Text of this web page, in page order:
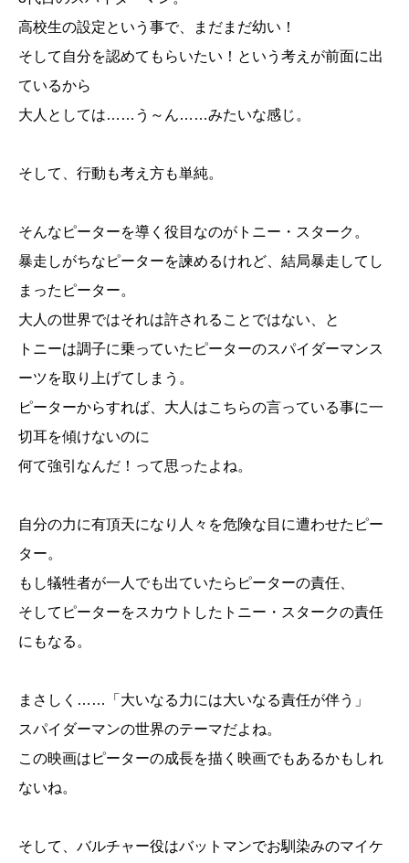
高校生の設定という事で、まだまだ幼い！
そして自分を認めてもらいたい！という考えが前面に出
ているから
大人としては……う～ん……みたいな感じ。
そして、行動も考え方も単純。
そんなピーターを導く役目なのがトニー・スターク。
暴走しがちなピーターを諫めるけれど、結局暴走してし
まったピーター。
大人の世界ではそれは許されることではない、と
トニーは調子に乗っていたピーターのスパイダーマンス
ーツを取り上げてしまう。
ピーターからすれば、大人はこちらの言っている事に一
切耳を傾けないのに
何て強引なんだ！って思ったよね。
自分の力に有頂天になり人々を危険な目に遭わせたピー
ター。
もし犠牲者が一人でも出ていたらピーターの責任、
そしてピーターをスカウトしたトニー・スタークの責任
にもなる。
まさしく……「大いなる力には大いなる責任が伴う」
スパイダーマンの世界のテーマだよね。
この映画はピーターの成長を描く映画でもあるかもしれ
ないね。
そして、バルチャー役はバットマンでお馴染みのマイケ